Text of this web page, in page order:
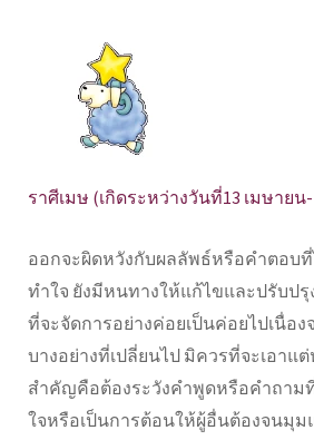
ราศีเมษ (เกิดระหว่างวันที่13 เมษาย
ออกจะผิดหวังกับผลลัพธ์หรือคำตอบ
ทำใจ ยังมีหนทางให้แก้ไขและปรับป
ที่จะจัดการอย่างค่อยเป็นค่อยไปเนื่อ
บางอย่างที่เปลี่ยนไป มิควรที่จะเอา
สำคัญคือต้องระวังคำพูดหรือคำถาม
ใจหรือเป็นการต้อนให้ผู้อื่นต้องจนมุม